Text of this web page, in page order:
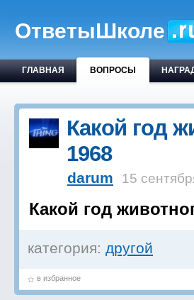
ОтветыШколе
ГЛАВНАЯ ВОПРОСЫ
Какой год
1968
darum 15
Какой год
категория: другой
в избранное